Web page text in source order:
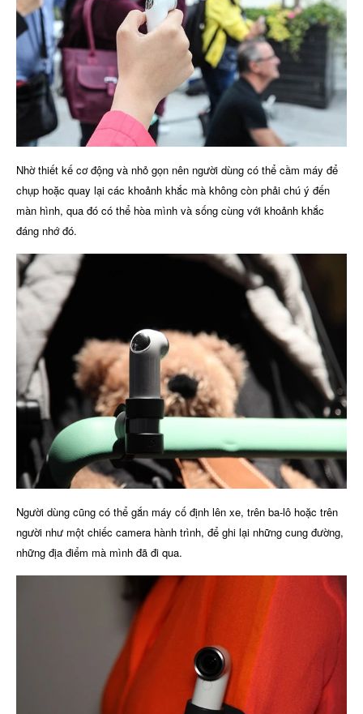
Nhờ thiết kế cơ động và nhỏ gọn nên người dùng có thể cầm máy để
chụp hoặc quay lại các khoảnh khắc mà không còn phải chú ý đến
màn hình, qua đó có thể hòa mình và sống cùng với khoảnh khắc
đáng nhớ đó.
Người dùng cũng có thể gắn máy cố định lên xe, trên ba-lô hoặc trên
người như một chiếc camera hành trình, để ghi lại những cung đường,
những địa điểm mà mình đã đi qua.